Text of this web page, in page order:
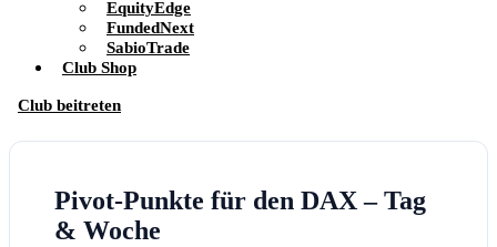
EquityEdge
FundedNext
SabioTrade
Club Shop
Club beitreten
Pivot-Punkte für den DAX – Tag
& Woche